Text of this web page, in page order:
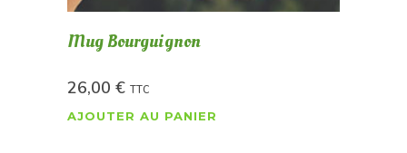
Mug Bourguignon
26,00 € TTC
AJOUTER AU PANIER